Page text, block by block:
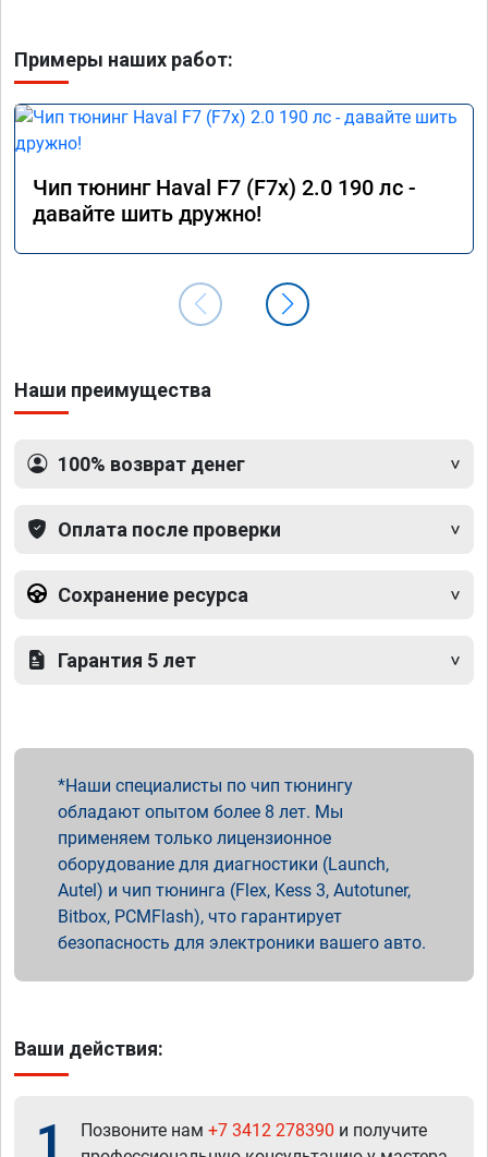
Примеры наших работ:
Чип тюнинг Haval F7 (F7x) 2.0 190 лс -
давайте шить дружно!
Наши преимущества
100% возврат денег
Оплата после проверки
Сохранение ресурса
Гарантия 5 лет
Наши специалисты по чип тюнингу
обладают опытом более 8 лет. Мы
применяем только лицензионное
оборудование для диагностики (Launch,
Autel) и чип тюнинга (Flex, Kess 3, Autotuner,
Bitbox, PCMFlash), что гарантирует
безопасность для электроники вашего авто.
Ваши действия:
1 Позвоните нам +7 3412 278390 и получите